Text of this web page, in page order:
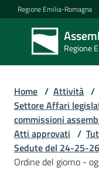
Vai al contenuto
Vai alla navigazione
Vai al footer
Regione Emilia-Romagna
Regione
legislativa
Regione Emilia-
Assemblea
Home / Attività /
Settore Affari
commissioni
Atti approvati /
Sedute del 24-25-
Ordine del giorno -